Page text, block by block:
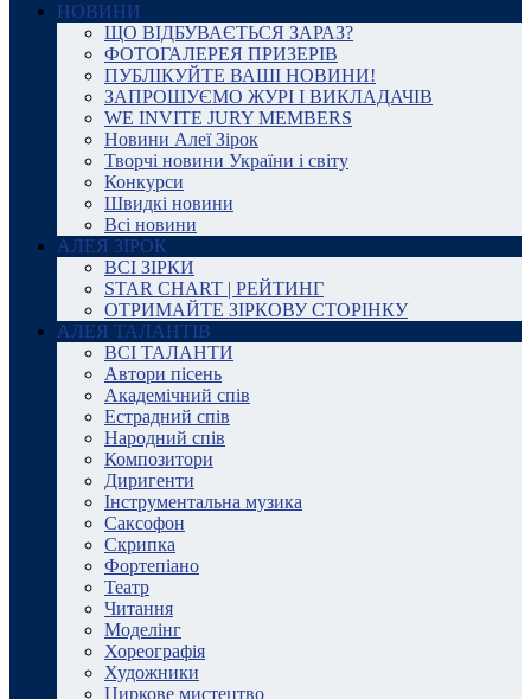
НОВИНИ
ЩО ВІДБУВАЄТЬСЯ ЗАРАЗ?
ФОТОГАЛЕРЕЯ ПРИЗЕРІВ
ПУБЛІКУЙТЕ ВАШІ НОВИНИ!
ЗАПРОШУЄМО ЖУРІ І ВИКЛАДАЧІВ
WE INVITE JURY MEMBERS
Новини Алеї Зірок
Творчі новини України і світу
Конкурси
Швидкі новини
Всі новини
АЛЕЯ ЗІРОК
ВСІ ЗІРКИ
STAR CHART | РЕЙТИНГ
ОТРИМАЙТЕ ЗІРКОВУ СТОРІНКУ
АЛЕЯ ТАЛАНТІВ
ВСІ ТАЛАНТИ
Автори пісень
Академічний спів
Естрадний спів
Народний спів
Композитори
Диригенти
Інструментальна музика
Саксофон
Скрипка
Фортепіано
Театр
Читання
Моделінг
Хореографія
Художники
Циркове мистецтво